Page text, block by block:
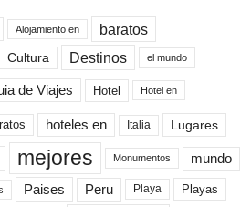
Alojamiento en baratos
Cultura Destinos el mundo
de Viajes Hotel Hotel en
hoteles en Italia Lugares
mejores Monumentos mundo
Paises Peru Playa Playas